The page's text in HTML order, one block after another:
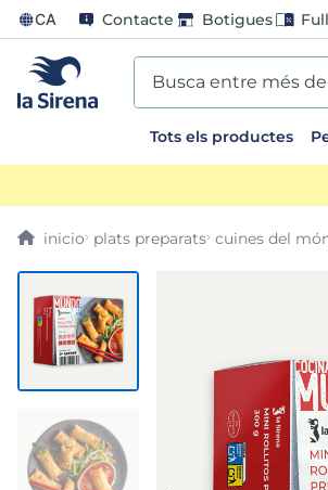
CA Contacte Botigues
Busca entre més de
Tots els productes
plats preparats cuines del
sirena